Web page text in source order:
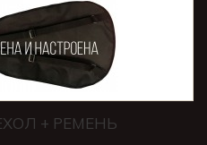
+ РЕМЕНЬ